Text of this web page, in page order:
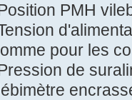
PMH
pour les
de